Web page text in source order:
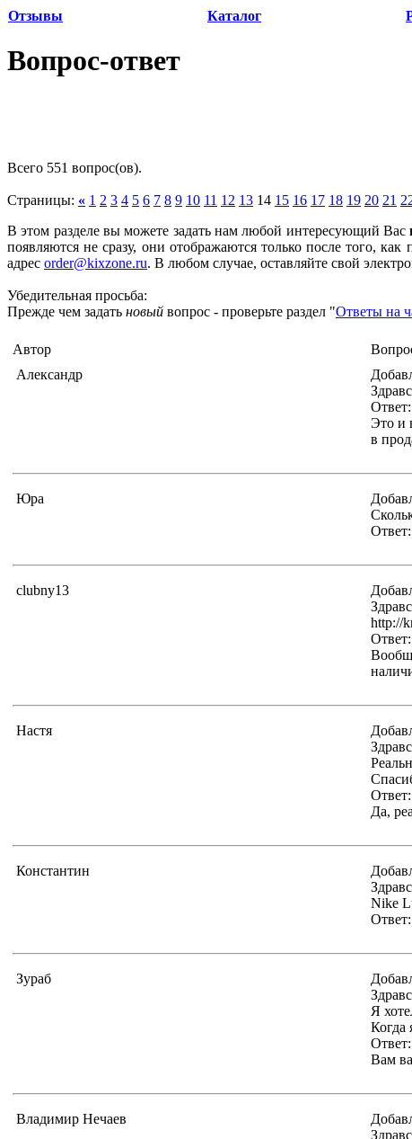
Отзывы Каталог
Вопрос-ответ
Всего 551 вопрос(ов).
Страницы: « 1 2 3 4 5 6 7 8 9 10 11 12 13 14 15 16 17 18 19 20 21
В этом разделе вы можете задать нам любой интересующий Вас
появляются не сразу, они отображаются только после того,
адрес order@kixzone.ru. В любом случае, оставляйте свой
Убедительная просьба:
Прежде чем задать новый вопрос - проверьте раздел "Ответы на
Автор
Александр
Это и
в
Юра
clubny13
http://
Настя
Да,
Константин
Nike
Зураб
Я
Когда
Вам
Владимир Нечаев